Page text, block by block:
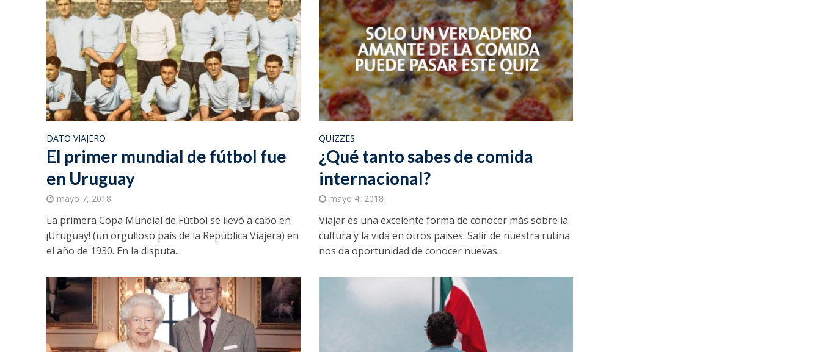
DATO VIAJERO
El primer mundial de fútbol fue
en Uruguay
mayo 7, 2018
La primera Copa Mundial de Fútbol se llevó a cabo en
¡Uruguay! (un orgulloso país de la República Viajera) en
el año de 1930. En la disputa...
QUIZZES
¿Qué tanto sabes de comida
internacional?
mayo 4, 2018
Viajar es una excelente forma de conocer más sobre la
cultura y la vida en otros países. Salir de nuestra rutina
nos da oportunidad de conocer nuevas...